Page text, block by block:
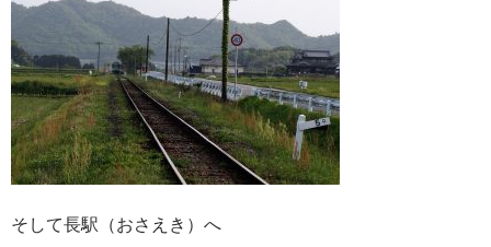
そして長駅（おさえき）へ